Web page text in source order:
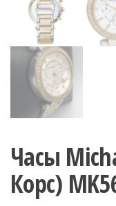
Часы
Корс)